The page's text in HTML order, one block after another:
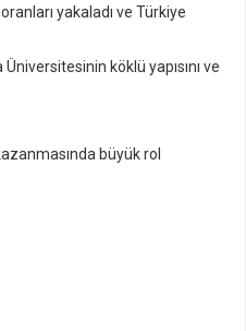
yakaladı ve Türkiye
köklü yapısını ve
büyük rol